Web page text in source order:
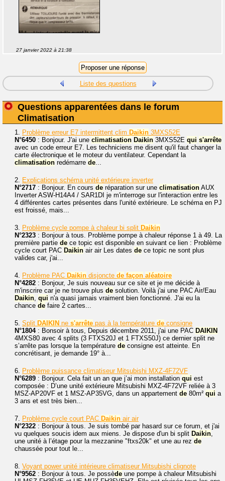
27 janvier 2022 à 21:38
Liste des questions
Questions apparentées dans le forum
Climatisation
1. Problème erreur E7 intermittent clim Daikin 3MXS52E
N°6450 : Bonjour. J'ai une climatisation Daikin 3MXS52E qui s'arrête
avec un code erreur E7. Les techniciens me disent qu'il faut changer la
carte électronique et le moteur du ventilateur. Cependant la
climatisation redémarre de...
2. Explications schéma unité extérieure inverter
N°2717 : Bonjour. En cours de réparation sur une climatisation AUX
Inverter ASW-H14A4 / SAR1DI je m'interroge sur l'interaction entre les
4 différentes cartes présentes dans l'unité extérieure. Le schéma en PJ
est froissé, mais...
3. Problème cycle pompe à chaleur bi split Daikin
N°2323 : Bonjour à tous. Problème pompe à chaleur réponse 1 à 49. La
première partie de ce topic est disponible en suivant ce lien : Problème
cycle court PAC Daikin air air Les dates de ce topic ne sont plus
valides car, j'ai...
4. Problème PAC Daikin disjoncte de façon aléatoire
N°4282 : Bonjour, Je suis nouveau sur ce site et je me décide à
m'inscrire car je ne trouve plus de solution. Voilà j'ai une PAC Air/Eau
Daikin, qui n'a quasi jamais vraiment bien fonctionné. J'ai eu la
chance de faire 2 cartes...
5. Split DAIKIN ne s'arrête pas à la température de consigne
N°1804: Bonsoir à tous, Depuis décembre 2011, j'ai une PAC DAIKIN
4MXS80 avec 4 splits (3 FTXS20J et 1 FTXS50J) ce dernier split ne
s’arrête pas lorsque la température de consigne est atteinte. En
concrétisant, je demande 19° à...
6. Problème puissance climatiseur Mitsubishi MXZ-4F72VF
N°6289 : Bonjour. Cela fait un an que j’ai mon installation qui est
composée : D’une unité extérieure Mitsubishi MXZ-4F72VF reliée à 3
MSZ-AP20VF et 1 MSZ-AP35VG, dans un appartement de 80m² qui a
3 ans et est très bien...
7. Problème cycle court PAC Daikin air air
N°2322 : Bonjour à tous. Je suis tombé par hasard sur ce forum, et j'ai
vu quelques soucis idem aux miens. Je dispose d'un bi split Daikin,
une unité à l’étage pour la mezzanine "ftxs20k" et une au rez de
chaussée pour tout le...
8. Voyant power unité intérieure climatiseur Mitsubishi clignote
N°9562 : Bonjour à tous. Je possède une pompe à chaleur Mitsubishi